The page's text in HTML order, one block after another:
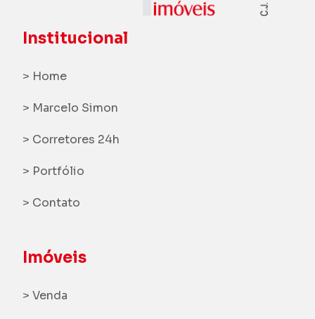
Institucional
> Home
> Marcelo Simon
> Corretores 24h
> Portfólio
> Contato
Imóveis
> Venda